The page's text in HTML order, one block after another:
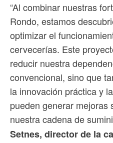
“Al combinar nuestras
Rondo, estamos
optimizar el
cervecerías. Este
reducir nuestra
convencional, sino que
la innovación práctica y
pueden generar mejoras
nuestra cadena de
Setnes, director de la